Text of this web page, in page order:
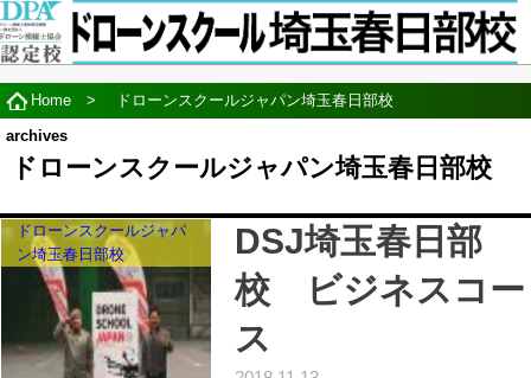
Home> ドローンスクールジャパン埼玉春日部校
ドローンスクールジャパン埼玉春日部校
ドローンスクールジャパ
ン埼玉春日部校
DSJ埼玉春日部
校 ビジネスコー
ス